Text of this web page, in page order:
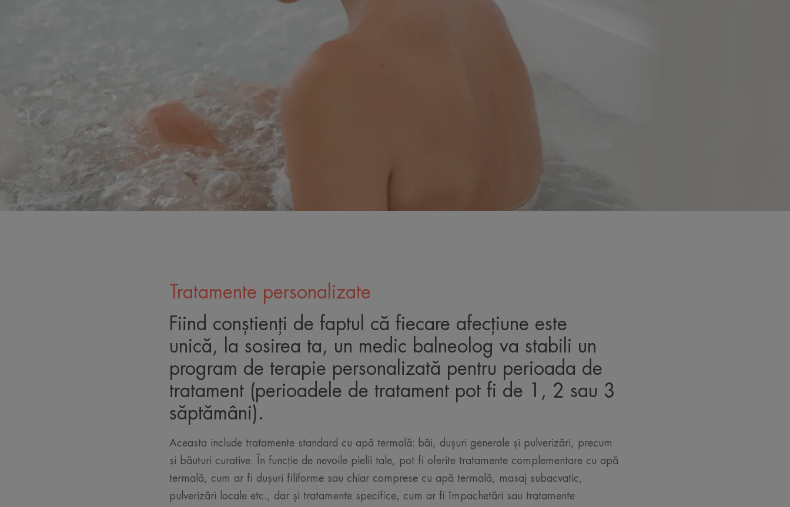
Tratamente personalizate
Fiind conștienți de faptul că fiecare afecțiune este
unică, la sosirea ta, un medic balneolog va stabili un
program de terapie personalizată pentru perioada de
tratament (perioadele de tratament pot fi de 1, 2 sau 3
săptămâni).
Aceasta include tratamente standard cu apă termală: băi, dușuri generale și pulverizări, precum
și băuturi curative. În funcție de nevoile pielii tale, pot fi oferite tratamente complementare cu apă
termală, cum ar fi dușuri filiforme sau chiar comprese cu apă termală, masaj subacvatic,
pulverizări locale etc., dar și tratamente specifice, cum ar fi împachetări sau tratamente